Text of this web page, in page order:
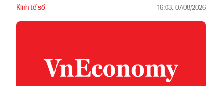
Kinh tế số 16:03, 07/08/2026